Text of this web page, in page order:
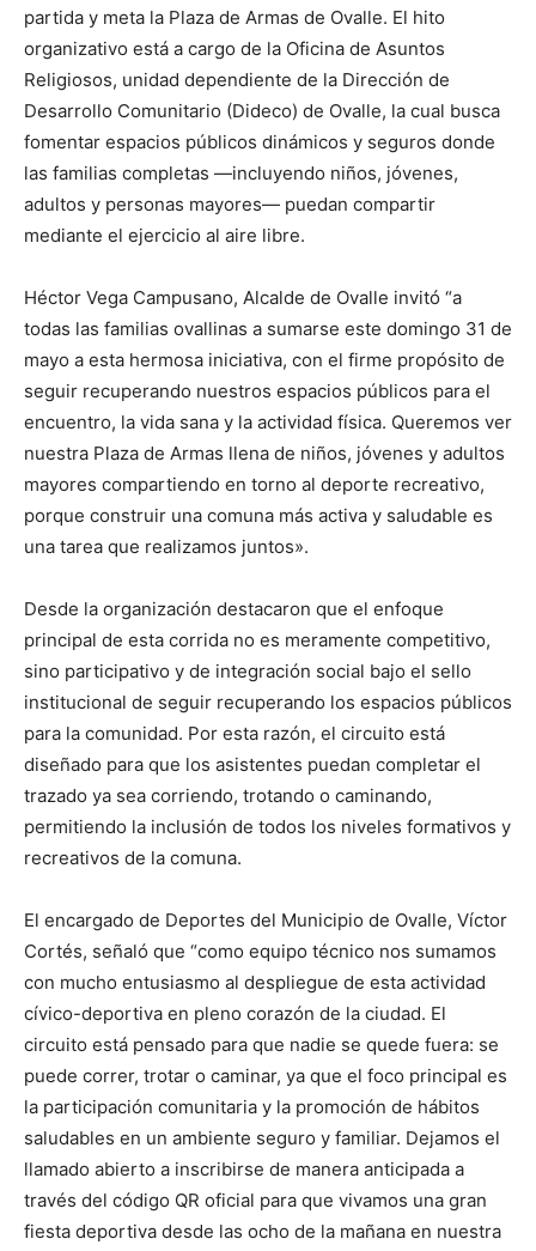
partida y meta la Plaza de Armas de Ovalle. El hito
organizativo está a cargo de la Oficina de Asuntos
Religiosos, unidad dependiente de la Dirección de
Desarrollo Comunitario (Dideco) de Ovalle, la cual busca
fomentar espacios públicos dinámicos y seguros donde
las familias completas —incluyendo niños, jóvenes,
adultos y personas mayores— puedan compartir
mediante el ejercicio al aire libre.
Héctor Vega Campusano, Alcalde de Ovalle invitó “a
todas las familias ovallinas a sumarse este domingo 31 de
mayo a esta hermosa iniciativa, con el firme propósito de
seguir recuperando nuestros espacios públicos para el
encuentro, la vida sana y la actividad física. Queremos ver
nuestra Plaza de Armas llena de niños, jóvenes y adultos
mayores compartiendo en torno al deporte recreativo,
porque construir una comuna más activa y saludable es
una tarea que realizamos juntos».
Desde la organización destacaron que el enfoque
principal de esta corrida no es meramente competitivo,
sino participativo y de integración social bajo el sello
institucional de seguir recuperando los espacios públicos
para la comunidad. Por esta razón, el circuito está
diseñado para que los asistentes puedan completar el
trazado ya sea corriendo, trotando o caminando,
permitiendo la inclusión de todos los niveles formativos y
recreativos de la comuna.
El encargado de Deportes del Municipio de Ovalle, Víctor
Cortés, señaló que “como equipo técnico nos sumamos
con mucho entusiasmo al despliegue de esta actividad
cívico-deportiva en pleno corazón de la ciudad. El
circuito está pensado para que nadie se quede fuera: se
puede correr, trotar o caminar, ya que el foco principal es
la participación comunitaria y la promoción de hábitos
saludables en un ambiente seguro y familiar. Dejamos el
llamado abierto a inscribirse de manera anticipada a
través del código QR oficial para que vivamos una gran
fiesta deportiva desde las ocho de la mañana en nuestra